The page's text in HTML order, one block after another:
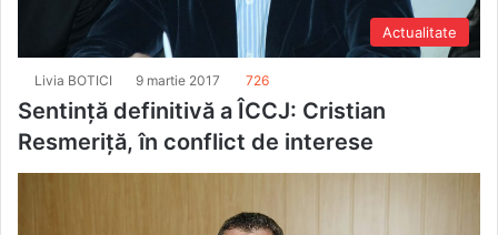
Actualitate
Livia BOTICI 9 martie 2017 726
Sentință definitivă a ÎCCJ: Cristian
Resmeriță, în conflict de interese